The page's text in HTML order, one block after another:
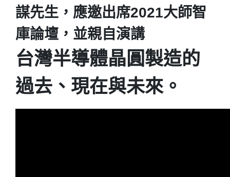
謀先生，應邀出席2021大師智
庫論壇，並親自演講
台灣半導體晶圓製造的
過去、現在與未來。